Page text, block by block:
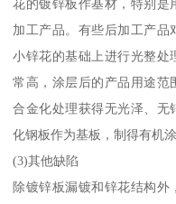
花的镀锌板作基材，特别是
加工产品。有些后加工产品
小锌花的基础上进行光整处
常高，涂层后的产品用途范
合金化处理获得无光泽、无
化钢板作为基板，制得有机涂
(3)其他缺陷
除镀锌板漏镀和锌花结构